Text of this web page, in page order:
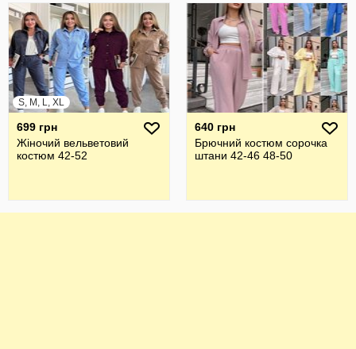
S, M, L, XL
699 грн
Жіночий вельветовий
костюм 42-52
640 грн
Брючний костюм сорочка
штани 42-46 48-50